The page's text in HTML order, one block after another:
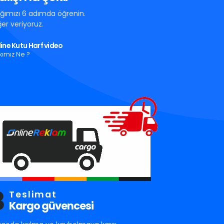
6 adımda öğrenin.
veriyoruz.
Kutu Harf video
Ne ?
Teslimat
Kargo güvencesi